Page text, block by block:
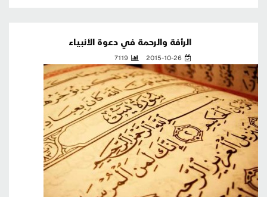
الرأفة والرحمة في دعوة الأنبياء
2015-10-26
7119